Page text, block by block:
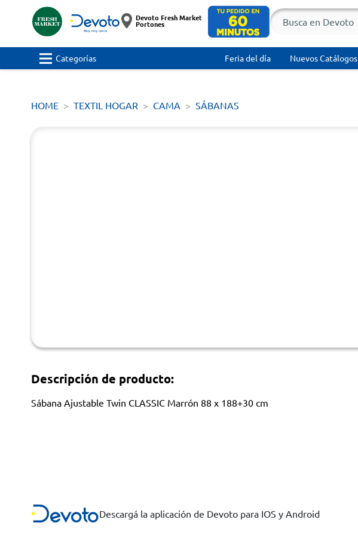
Devoto Fresh Market
Portones
Categorías Feria del día Nuevos Catálogos
HOME TEXTIL HOGAR CAMA SÁBANAS
Descripción de producto:
Sábana Ajustable Twin CLASSIC Marrón 88 x 188+30 cm
Descargá la aplicación de Devoto para IOS y Android